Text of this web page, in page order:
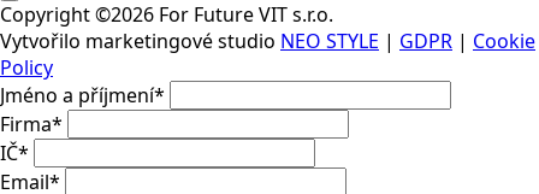
Copyright ©2026 For Future VIT s.r.o.
Vytvořilo marketingové studio NEO STYLE | GDPR | Cookie
Policy
Jméno a příjmení*
Firma*
IČ*
Email*